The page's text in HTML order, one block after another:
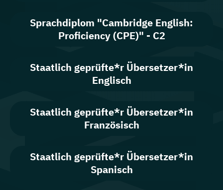
Sprachdiplom "Cambridge English:
Proficiency (CPE)" - C2
Staatlich geprüfte*r Übersetzer*in
Englisch
Staatlich geprüfte*r Übersetzer*in
Französisch
Staatlich geprüfte*r Übersetzer*in
Spanisch